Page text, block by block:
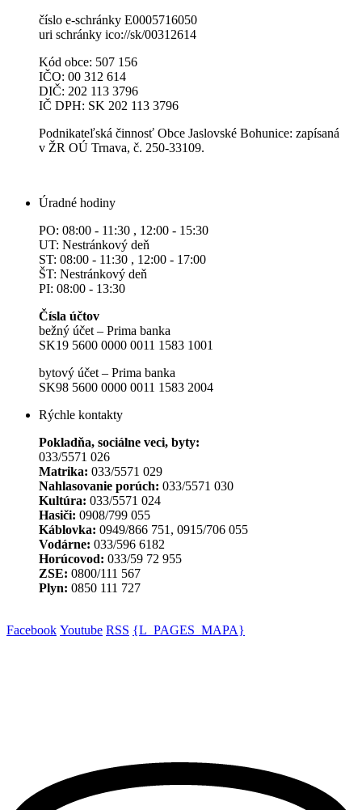
číslo e-schránky E0005716050
uri schránky ico://sk/00312614
Kód obce: 507 156
IČO: 00 312 614
DIČ: 202 113 3796
IČ DPH: SK 202 113 3796
Podnikateľská činnosť Obce Jaslovské Bohunice: zapísaná
v ŽR OÚ Trnava, č. 250-33109.
Úradné hodiny
PO: 08:00 - 11:30 , 12:00 - 15:30
UT: Nestránkový deň
ST: 08:00 - 11:30 , 12:00 - 17:00
ŠT: Nestránkový deň
PI: 08:00 - 13:30
Čísla účtov
bežný účet – Prima banka
SK19 5600 0000 0011 1583 1001
bytový účet – Prima banka
SK98 5600 0000 0011 1583 2004
Rýchle kontakty
Pokladňa, sociálne veci, byty:
033/5571 026
Matrika: 033/5571 029
Nahlasovanie porúch: 033/5571 030
Kultúra: 033/5571 024
Hasiči: 0908/799 055
Káblovka: 0949/866 751, 0915/706 055
Vodárne: 033/596 6182
Horúcovod: 033/59 72 955
ZSE: 0800/111 567
Plyn: 0850 111 727
Facebook Youtube RSS {L_PAGES_MAPA}